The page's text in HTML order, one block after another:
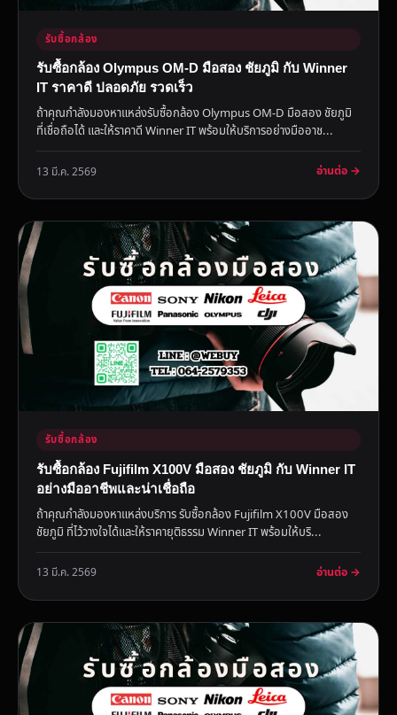
รับซื้อกล้อง
รับซื้อกล้อง Olympus OM-D มือสอง ชัยภูมิ กับ Winner
IT ราคาดี ปลอดภัย รวดเร็ว
ถ้าคุณกำลังมองหาแหล่งรับซื้อกล้อง Olympus OM-D มือสอง ชัยภูมิ
ที่เชื่อถือได้ และให้ราคาดี Winner IT พร้อมให้บริการอย่างมืออาช...
13 มี.ค. 2569 อ่านต่อ →
รับซื้อกล้อง
รับซื้อกล้อง Fujifilm X100V มือสอง ชัยภูมิ กับ Winner IT
อย่างมืออาชีพและน่าเชื่อถือ
ถ้าคุณกำลังมองหาแหล่งบริการ รับซื้อกล้อง Fujifilm X100V มือสอง
ชัยภูมิ ที่ไว้วางใจได้และให้ราคายุติธรรม Winner IT พร้อมให้บริ...
13 มี.ค. 2569 อ่านต่อ →